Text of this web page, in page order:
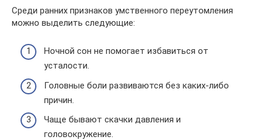
Среди ранних признаков умственного переутомления
можно выделить следующие:
Ночной сон не помогает избавиться от
усталости.
Головные боли развиваются без каких-либо
причин.
Чаще бывают скачки давления и
головокружение.